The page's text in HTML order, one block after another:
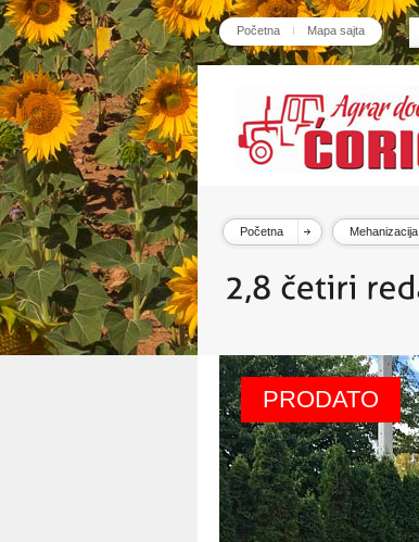
Početna Mapa sajta
Početna Mehanizacija
PRODATO